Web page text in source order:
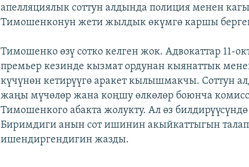
апелляциялык соттун алдында полиция менен
Тимошенконун жети жылдык өкүмгө каршы
Тимошенко өзү сотко келген жок. Адвокаттар 11-
премьер кезинде кызмат ордунан кыянаттык
күчүнөн кетирүүгө аракет кылышмакчы. Соттун
жаңы мүчөлөр жана коңшу өлкөлөр боюнча
Тимошенкого абакта жолукту. Ал өз
Биримдиги анын сот ишинин акыйкаттыгын талап
ишендиргендигин жазды.